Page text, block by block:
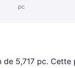
pc
de 5,717 pc.